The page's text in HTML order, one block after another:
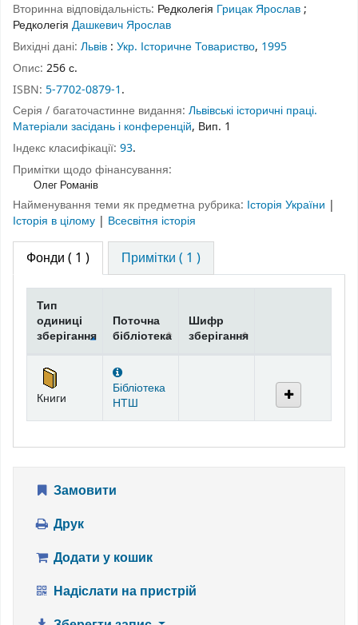
Вторинна відповідальність: Редколегія Грицак Ярослав;
Редколегія Дашкевич Ярослав
Вихідні дані: Львів : Укр. Історичне Товариство, 1995
Опис: 256 с.
ISBN: 5-7702-0879-1.
Серія / багаточастинне видання: Львівські історичні праці.
Матеріали засідань і конференцій, Вип. 1
Індекс класифікації: 93.
Примітки щодо фінансування:
Олег Романів
Найменування теми як предметна рубрика: Історія України |
Історія в цілому | Всесвітня історія
Фонди ( 1 ) Примітки ( 1 )
Тип
одиниці
зберігання
Поточна
бібліотека
Шифр
зберігання
Книги
Бібліотека
НТШ
Замовити
Друк
Додати у кошик
Надіслати на пристрій